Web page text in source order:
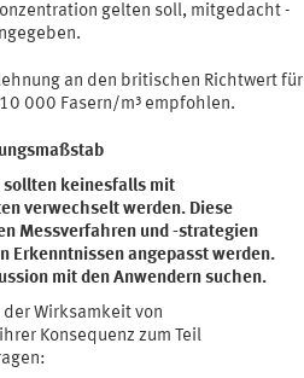
gelten soll, mitgedacht -
an den britischen Richtwert für
000 Fasern/m³ empfohlen.
sollten keinesfalls mit
verwechselt werden. Diese
Messverfahren und -strategien
Erkenntnissen angepasst werden.
mit den Anwendern suchen.
Wirksamkeit von
Konsequenz zum Teil